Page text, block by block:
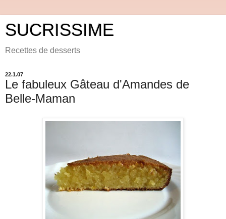
SUCRISSIME
Recettes de desserts
22.1.07
Le fabuleux Gâteau d'Amandes de
Belle-Maman